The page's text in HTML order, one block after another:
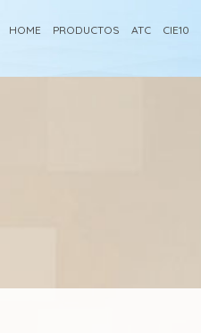
HOME PRODUCTOS ATC CIE10